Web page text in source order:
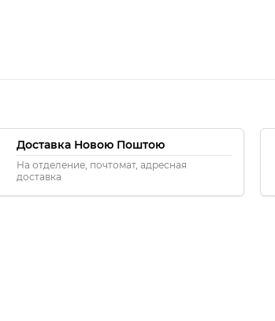
Доставка Новою Поштою
На отделение, почтомат, адресная
доставка